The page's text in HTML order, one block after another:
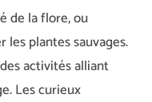
de la flore, ou
plantes sauvages.
activités alliant
Les curieux